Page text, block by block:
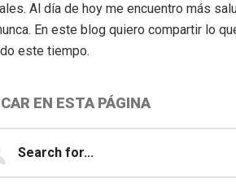
Al día de hoy me encuentro más
En este blog quiero compartir lo
este tiempo.
EN ESTA PÁGINA